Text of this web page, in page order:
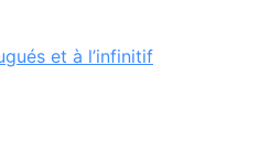
et à l’infinitif